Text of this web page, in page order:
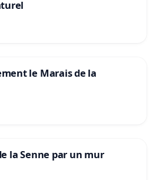
le Marais de la
la Senne par un mur